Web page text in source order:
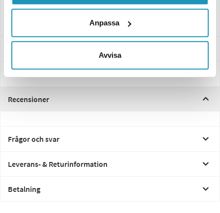
Anpassa
Avvisa
Recensioner
Frågor och svar
Leverans- & Returinformation
Betalning